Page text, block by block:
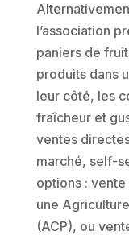
l’association
paniers de
produits dans
leur côté, les
fraîcheur et
ventes
marché, self-
options :
une
(ACP), ou